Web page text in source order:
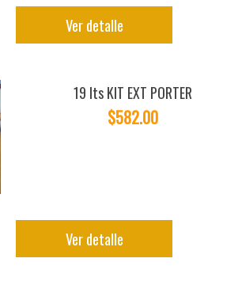
Ver detalle
19 lts KIT EXT PORTER
$582.00
Ver detalle